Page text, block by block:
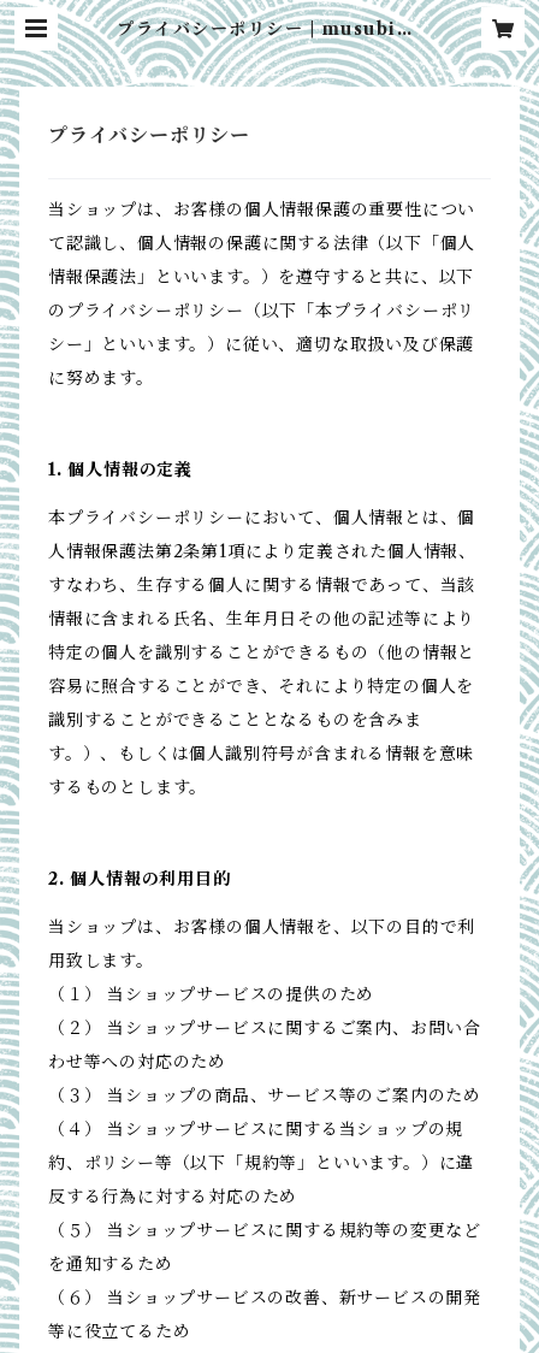
プライバシーポリシー | musubicc
o
プライバシーポリシー
当ショップは、お客様の個人情報保護の重要性につい
て認識し、個人情報の保護に関する法律（以下「個人
情報保護法」といいます。）を遵守すると共に、以下
のプライバシーポリシー（以下「本プライバシーポリ
シー」といいます。）に従い、適切な取扱い及び保護
に努めます。
1. 個人情報の定義
本プライバシーポリシーにおいて、個人情報とは、個
人情報保護法第2条第1項により定義された個人情報、
すなわち、生存する個人に関する情報であって、当該
情報に含まれる氏名、生年月日その他の記述等により
特定の個人を識別することができるもの（他の情報と
容易に照合することができ、それにより特定の個人を
識別することができることとなるものを含みま
す。）、もしくは個人識別符号が含まれる情報を意味
するものとします。
2. 個人情報の利用目的
当ショップは、お客様の個人情報を、以下の目的で利
用致します。
（１） 当ショップサービスの提供のため
（２） 当ショップサービスに関するご案内、お問い合
わせ等への対応のため
（３） 当ショップの商品、サービス等のご案内のため
（４） 当ショップサービスに関する当ショップの規
約、ポリシー等（以下「規約等」といいます。）に違
反する行為に対する対応のため
（５） 当ショップサービスに関する規約等の変更など
を通知するため
（６） 当ショップサービスの改善、新サービスの開発
等に役立てるため